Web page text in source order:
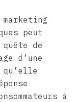
peut
de
d’une
à